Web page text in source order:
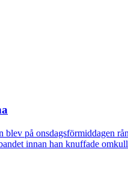
på onsdagsförmiddagen
innan han knuffade